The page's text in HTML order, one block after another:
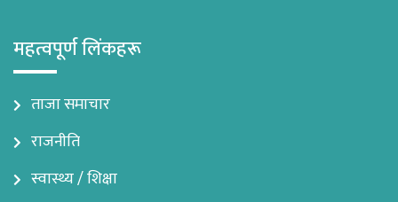
महत्वपूर्ण लिंकहरू
ताजा समाचार
राजनीति
स्वास्थ्य / शिक्षा